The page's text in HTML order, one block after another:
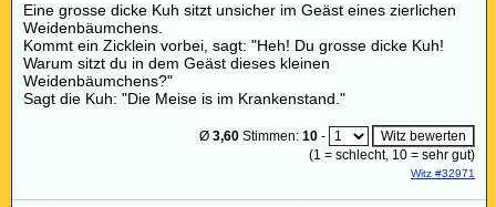
Eine grosse dicke Kuh sitzt unsicher im Geäst eines zierlichen
Weidenbäumchens.
Kommt ein Zicklein vorbei, sagt: "Heh! Du grosse dicke Kuh!
Warum sitzt du in dem Geäst dieses kleinen
Weidenbäumchens?"
Sagt die Kuh: "Die Meise is im Krankenstand."
Ø 3,60 Stimmen: 10 -
(1 = schlecht, 10 = sehr gut)
Witz #32971